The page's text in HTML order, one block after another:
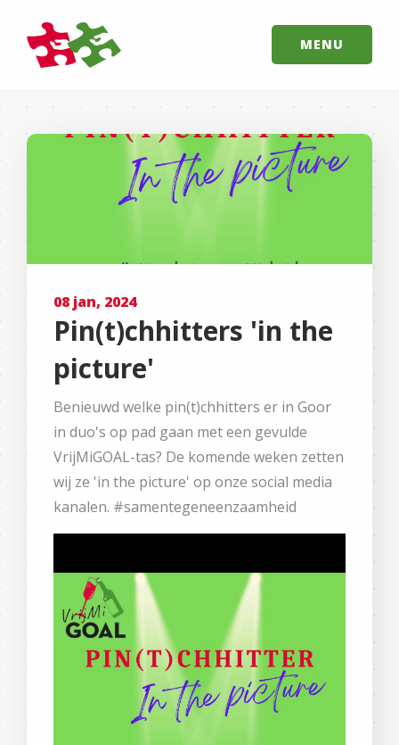
MENU
08 jan, 2024
Pin(t)chhitters 'in the
picture'
Benieuwd welke pin(t)chhitters er in Goor
in duo's op pad gaan met een gevulde
VrijMiGOAL-tas? De komende weken zetten
wij ze 'in the picture' op onze social media
kanalen. #samentegeneenzaamheid